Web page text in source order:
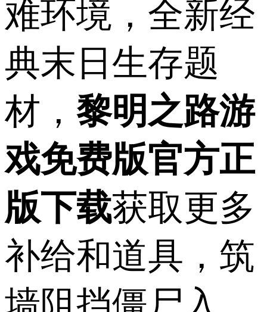
难环境，全新经
典末日生存题
材， 黎明之路游
戏免费版官方正
版下载获取更多
补给和道具，筑